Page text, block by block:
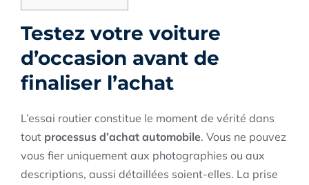
Testez votre voiture
d’occasion avant de
finaliser l’achat
L’essai routier constitue le moment de vérité dans
tout processus d’achat automobile. Vous ne pouvez
vous fier uniquement aux photographies ou aux
descriptions, aussi détaillées soient-elles. La prise